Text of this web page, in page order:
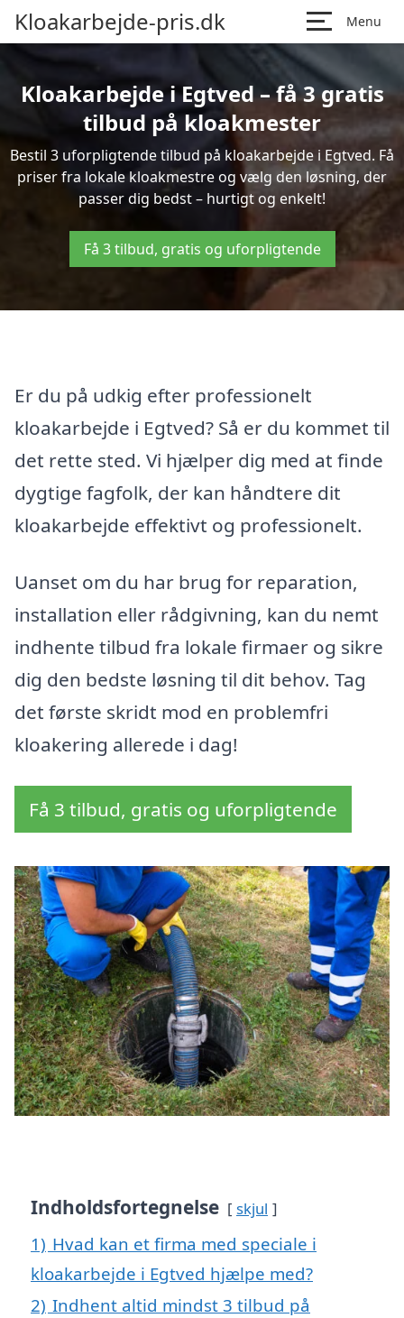
Kloakarbejde-pris.dk Menu
Kloakarbejde i Egtved – få 3 gratis
tilbud på kloakmester
Bestil 3 uforpligtende tilbud på kloakarbejde i Egtved. Få
priser fra lokale kloakmestre og vælg den løsning, der
passer dig bedst – hurtigt og enkelt!
Få 3 tilbud, gratis og uforpligtende
Er du på udkig efter professionelt
kloakarbejde i Egtved? Så er du kommet til
det rette sted. Vi hjælper dig med at finde
dygtige fagfolk, der kan håndtere dit
kloakarbejde effektivt og professionelt.
Uanset om du har brug for reparation,
installation eller rådgivning, kan du nemt
indhente tilbud fra lokale firmaer og sikre
dig den bedste løsning til dit behov. Tag
det første skridt mod en problemfri
kloakering allerede i dag!
Få 3 tilbud, gratis og uforpligtende
Indholdsfortegnelse skjul
1) Hvad kan et firma med speciale i
kloakarbejde i Egtved hjælpe med?
2) Indhent altid mindst 3 tilbud på